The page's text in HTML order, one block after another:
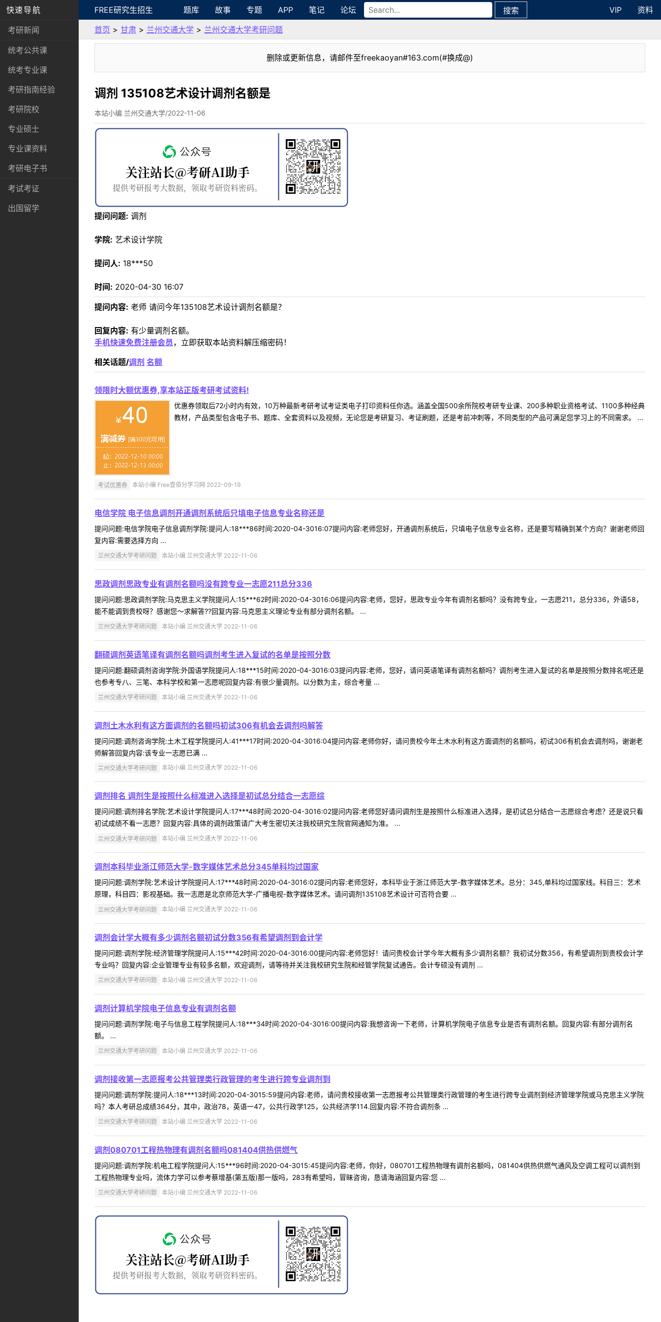
快速导航
考研新闻
统考公共课
统考专业课
考研指南经验
考研院校
专业硕士
专业课资料
考研电子书
考试考证
出国留学
FREE研究生招生 题库 故事 专题 APP 笔记 论坛 搜索 VIP
资料
首页 > 甘肃 > 兰州交通大学 > 兰州交通大学考研问题
删除或更新信息，请邮件至freekaoyan#163.com(#换成@)
调剂 135108艺术设计调剂名额是
本站小编 兰州交通大学/2022-11-06
提问问题: 调剂
学院: 艺术设计学院
提问人: 18***50
时间: 2020-04-30 16:07
提问内容: 老师 请问今年135108艺术设计调剂名额是？
回复内容: 有少量调剂名额。
手机快速免费注册会员 ，立即获取本站资料解压缩密码！
相关话题/调剂 名额
领限时大额优惠券,享本站正版考研考试资料!
优惠券领取后72小时内有效，10万种最新考研考试考证类电子打印资料任你选。涵盖全国500余所院校考研专业课、200多种职业资格考试、1100多种经典
教材，产品类型包含电子书、题库、全套资料以及视频，无论您是考研复习、考证刷题，还是考前冲刺等，不同类型的产品可满足您学习上的不同需求。 ...
考试优惠券 本站小编 Free壹佰分学习网 2022-09-19
电信学院 电子信息调剂开通调剂系统后只填电子信息专业名称还是
提问问题:电信学院电子信息调剂学院:提问人:18***86时间:2020-04-3016:07提问内容:老师您好，开通调剂系统后，只填电子信息专业名称，还是要写精确到某个方向？谢谢老师回
复内容:需要选择方向 ...
兰州交通大学考研问题 本站小编 兰州交通大学 2022-11-06
思政调剂思政专业有调剂名额吗没有跨专业一志愿211总分336
提问问题:思政调剂学院:马克思主义学院提问人:15***62时间:2020-04-3016:06提问内容:老师，您好，思政专业今年有调剂名额吗？没有跨专业，一志愿211，总分336，外语58，
能不能调到贵校呀？感谢您～求解答??回复内容:马克思主义理论专业有部分调剂名额。 ...
兰州交通大学考研问题 本站小编 兰州交通大学 2022-11-06
翻硕调剂英语笔译有调剂名额吗调剂考生进入复试的名单是按照分数
提问问题:翻硕调剂咨询学院:外国语学院提问人:18***15时间:2020-04-3016:03提问内容:老师，您好，请问英语笔译有调剂名额吗？调剂考生进入复试的名单是按照分数排名呢还是
也参考专八、三笔、本科学校和第一志愿呢回复内容:有很少量调剂。以分数为主，综合考量 ...
兰州交通大学考研问题 本站小编 兰州交通大学 2022-11-06
调剂土木水利有这方面调剂的名额吗初试306有机会去调剂吗解答
提问问题:调剂咨询学院:土木工程学院提问人:41***17时间:2020-04-3016:04提问内容:老师你好，请问贵校今年土木水利有这方面调剂的名额吗，初试306有机会去调剂吗，谢谢老
师解答回复内容:该专业一志愿已满 ...
兰州交通大学考研问题 本站小编 兰州交通大学 2022-11-06
调剂排名 调剂生是按照什么标准进入选择是初试总分结合一志愿综
提问问题:调剂排名学院:艺术设计学院提问人:17***48时间:2020-04-3016:02提问内容:老师您好请问调剂生是按照什么标准进入选择，是初试总分结合一志愿综合考虑？还是说只看
初试成绩不看一志愿？回复内容:具体的调剂政策请广大考生密切关注我校研究生院官网通知为准。 ...
兰州交通大学考研问题 本站小编 兰州交通大学 2022-11-06
调剂本科毕业浙江师范大学-数字媒体艺术总分345单科均过国家
提问问题:调剂学院:艺术设计学院提问人:17***48时间:2020-04-3016:02提问内容:老师您好，本科毕业于浙江师范大学-数字媒体艺术。总分：345,单科均过国家线。科目三：艺术
原理，科目四：影视基础。我一志愿是北京师范大学-广播电视-数字媒体艺术。请问调剂135108艺术设计可否符合要 ...
兰州交通大学考研问题 本站小编 兰州交通大学 2022-11-06
调剂会计学大概有多少调剂名额初试分数356有希望调剂到会计学
提问问题:调剂学院:经济管理学院提问人:15***42时间:2020-04-3016:00提问内容:老师您好！请问贵校会计学今年大概有多少调剂名额？我初试分数356，有希望调剂到贵校会计学
专业吗？回复内容:企业管理专业有较多名额，欢迎调剂，请等待并关注我校研究生院和经管学院复试通告。会计专硕没有调剂 ...
兰州交通大学考研问题 本站小编 兰州交通大学 2022-11-06
调剂计算机学院电子信息专业有调剂名额
提问问题:调剂学院:电子与信息工程学院提问人:18***34时间:2020-04-3016:00提问内容:我想咨询一下老师，计算机学院电子信息专业是否有调剂名额。回复内容:有部分调剂名
额。 ...
兰州交通大学考研问题 本站小编 兰州交通大学 2022-11-06
调剂接收第一志愿报考公共管理类行政管理的考生进行跨专业调剂到
提问问题:调剂学院:提问人:18***13时间:2020-04-3015:59提问内容:老师，请问贵校接收第一志愿报考公共管理类行政管理的考生进行跨专业调剂到经济管理学院或马克思主义学院
吗？本人考研总成绩364分，其中，政治78，英语一47，公共行政学125，公共经济学114.回复内容:不符合调剂条 ...
兰州交通大学考研问题 本站小编 兰州交通大学 2022-11-06
调剂080701工程热物理有调剂名额吗081404供热供燃气
提问问题:调剂学院:机电工程学院提问人:15***96时间:2020-04-3015:45提问内容:老师，你好，080701工程热物理有调剂名额吗，081404供热供燃气通风及空调工程可以调剂到
工程热物理专业吗，流体力学可以参考蔡增基(第五版)那一版吗，283有希望吗，冒昧咨询，恳请海涵回复内容:您 ...
兰州交通大学考研问题 本站小编 兰州交通大学 2022-11-06